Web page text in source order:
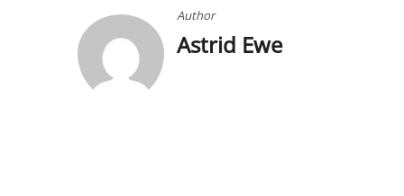
Author
Astrid Ewe